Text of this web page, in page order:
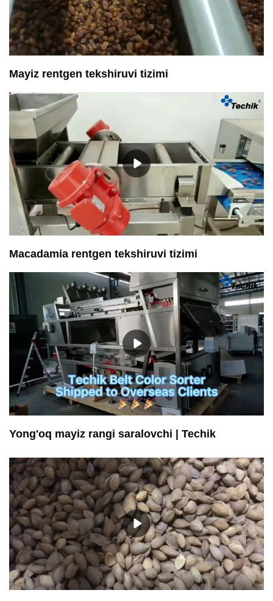
Mayiz rentgen tekshiruvi tizimi
Macadamia rentgen tekshiruvi tizimi
Yong'oq mayiz rangi saralovchi | Techik